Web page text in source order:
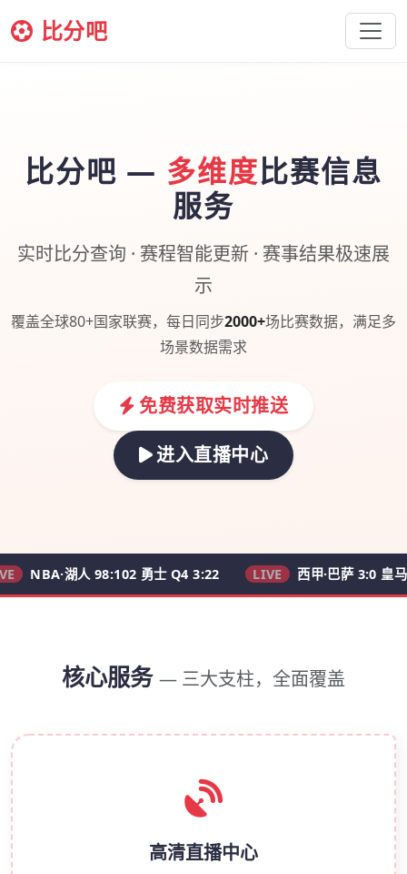
比分吧
比分吧 — 多维度比赛信息
服务
实时比分查询 · 赛程智能更新 · 赛事结果极速展
示
覆盖全球80+国家联赛，每日同步2000+场比赛数据，满足多
场景数据需求
免费获取实时推送
进入直播中心
湖人 98:102 勇士 Q4 3:22 LIVE 西甲·巴萨 3:0 皇马 62'
核心服务 — 三大支柱，全面覆盖
高清直播中心